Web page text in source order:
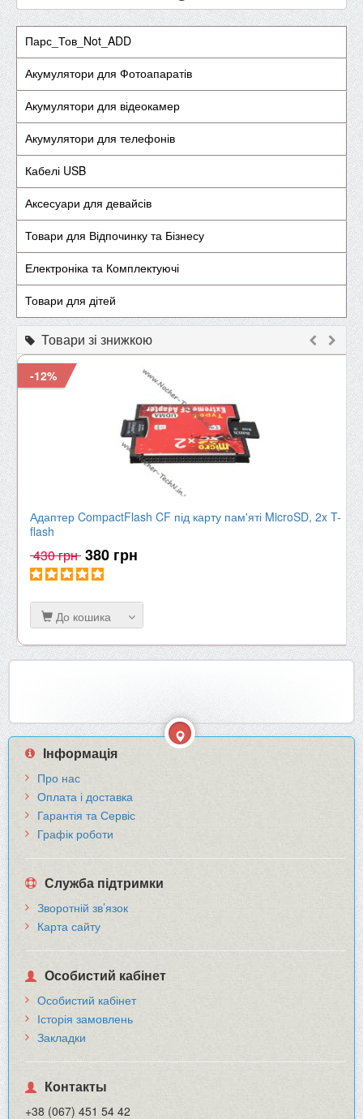
Парс_Тов_Not_ADD
Акумулятори для Фотоапаратів
Акумулятори для відеокамер
Акумулятори для телефонів
Кабелі USB
Аксесуари для девайсів
Товари для Відпочинку та Бізнесу
Електроніка та Комплектуючі
Товари для дітей
Товари зі знижкою
-12%
Адаптер CompactFlash CF під карту пам'яті MicroSD, 2x T-
flash
430 грн 380 грн
До кошика
Інформація
Про нас
Оплата і доставка
Гарантія та Сервіс
Графік роботи
Служба підтримки
Зворотній зв’язок
Карта сайту
Особистий кабінет
Особистий кабінет
Історія замовлень
Закладки
Контакты
+38 (067) 451 54 42